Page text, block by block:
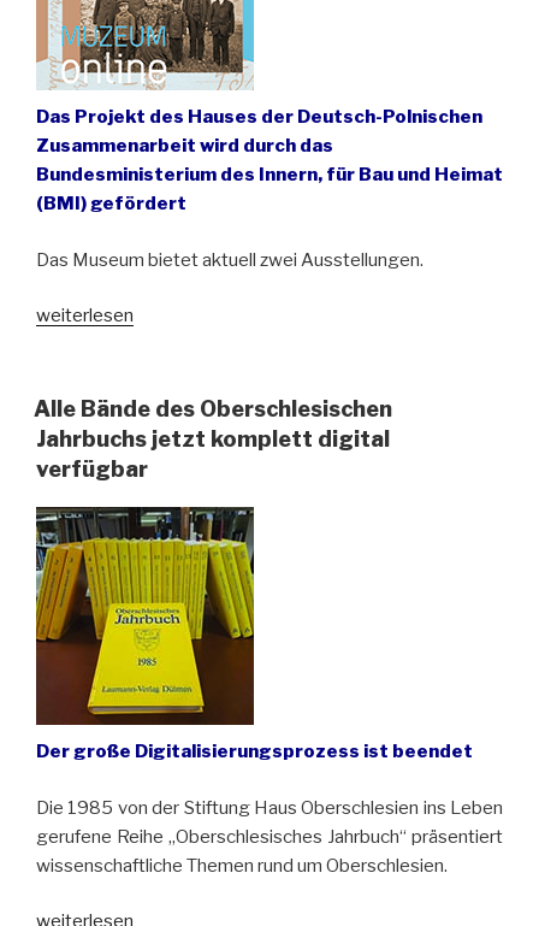
Sowjetunion“
Das Projekt des Hauses der Deutsch-Polnischen
Zusammenarbeit wird durch das
Bundesministerium des Innern, für Bau und Heimat
(BMI) gefördert
Das Museum bietet aktuell zwei Ausstellungen.
„Online-
Themen
der
oberschlesischen
gestartet“
weiterlesen
Alle Bände des Oberschlesischen
Jahrbuchs jetzt komplett digital
verfügbar
Der große Digitalisierungsprozess ist beendet
Die 1985 von der Stiftung Haus Oberschlesien ins Leben
gerufene Reihe „Oberschlesisches Jahrbuch“ präsentiert
wissenschaftliche Themen rund um Oberschlesien.
„Alle